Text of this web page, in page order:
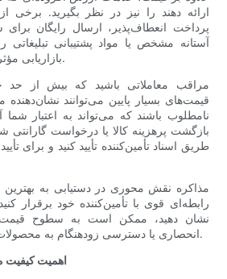
ارائه دهند را نیز در نظر بگیرید. برخی
پرداخت انعطاف‌پذیر، ارسال رایگان
آستانه مشخص یا مواد پشتیبانی
بازاریابی مؤثر محصولات ارائه می‌دهند.
مراقب معاملاتی باشید که بیش از
قیمت‌های بسیار پایین می‌توانند
نامطلوب باشند که می‌تواند به اعتبار
بازگشت پرهزینه کالا یا درخواست
طریق اسناد تأمین‌کننده تأیید کنید و برای
مذاکره نقش محوری در دستیابی به بهترین
رابطه‌ای قوی با تأمین‌کننده خود برقرار
نشان دهید، ممکن است به سطوح
انحصاری یا دسترسی زودهنگام به محصولات جدید دسترسی پیدا کنید.
اهمیت کیفیت